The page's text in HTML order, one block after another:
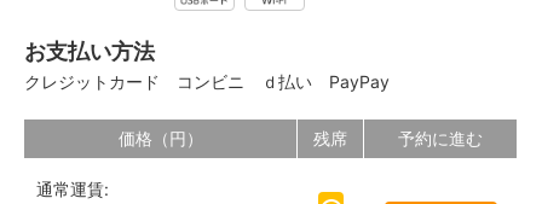
お支払い方法
クレジットカード コンビニ ｄ払い PayPay
価格（円） 残席 予約に進む
通常運賃: